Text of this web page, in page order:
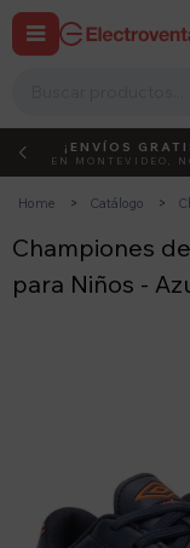

¡ENVÍOS
EN MONTEVIDEO,
Home Catálogo
Championes
para Niños -